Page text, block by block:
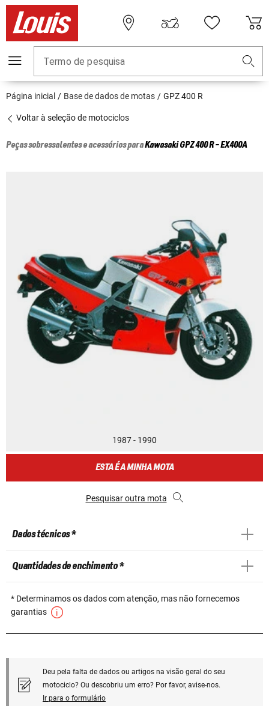
Termo de pesquisa
Página inicial Base de dados de motas GPZ 400 R
Voltar à seleção de motociclos
Peças sobressalentes e acessórios paraKawasakiGPZ 400 R - EX400A
1987 - 1990
ESTA É A MINHA MOTA
Pesquisar outra mota
Dados técnicos *
Quantidades de enchimento *
* Determinamos os dados com atenção, mas não fornecemos
garantias
Deu pela falta de dados ou artigos na visão geral do seu
motociclo? Ou descobriu um erro? Por favor, avise-nos.
Ir para o formulário